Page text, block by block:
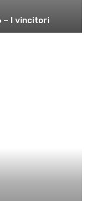
– I vincitori